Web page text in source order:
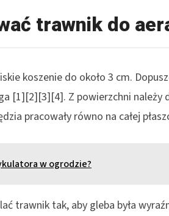
trawnik do
koszenie do około 3 cm.
[1][2][3][4]. Z powierzchni należy
pracowały równo na całej
w ogrodzie?
trawnik tak, aby gleba była